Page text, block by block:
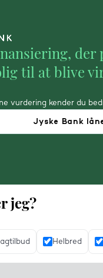
der
til at blive
vurdering kender du
Jyske Bank
jeg?
Helbred